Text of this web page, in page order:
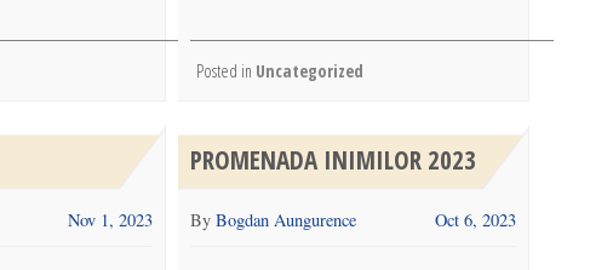
Posted in Uncategorized
Nov 1, 2023
PROMENADA INIMILOR 2023
By Bogdan Aungurence Oct 6, 2023